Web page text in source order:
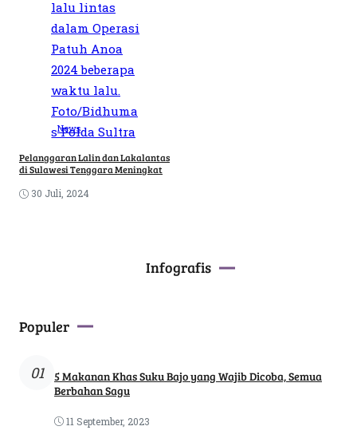
News
Pelanggaran Lalin dan Lakalantas
di Sulawesi Tenggara Meningkat
30 Juli, 2024
Infografis
Populer
01
5 Makanan Khas Suku Bajo yang Wajib Dicoba, Semua
Berbahan Sagu
11 September, 2023